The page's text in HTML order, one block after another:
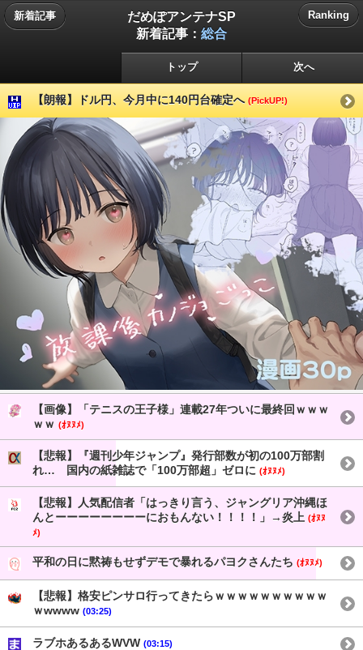
新着記事
だめぽアンテナSP
新着記事： 総合
Ranking
トップ 次へ
【朗報】ドル円、今月中に140円台確定へ (PickUP!)
【画像】「テニスの王子様」連載27年ついに最終回ｗｗｗ
ｗｗ (ｵﾇﾇﾒ)
【悲報】『週刊少年ジャンプ』発行部数が初の100万部割
れ… 国内の紙雑誌で「100万部超」ゼロに (ｵﾇﾇﾒ)
【悲報】人気配信者「はっきり言う、ジャングリア沖縄ほ
んとーーーーーーーーにおもんない！！！！」→炎上 (ｵﾇﾇ
ﾒ)
平和の日に黙祷もせずデモで暴れるパヨクさんたち (ｵﾇﾇﾒ)
【悲報】格安ピンサロ行ってきたらｗｗｗｗｗｗｗｗｗｗ
ｗwwww (03:25)
ラブホあるあるWVW (03:15)